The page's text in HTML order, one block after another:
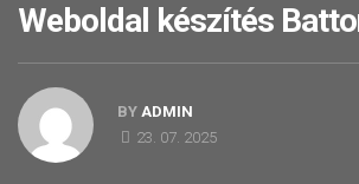
Weboldal készítés​
BY ADMIN
23. 07. 2025